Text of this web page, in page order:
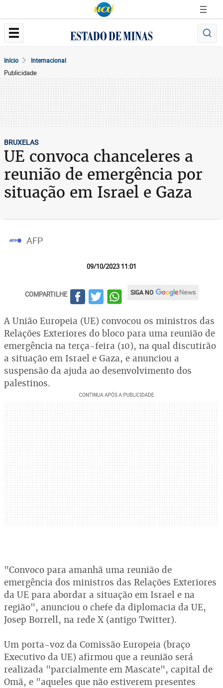
Início Internacional
Publicidade
BRUXELAS
UE convoca chanceleres a
reunião de emergência por
situação em Israel e Gaza
AFP
09/10/2023 11:01
COMPARTILHE SIGA NO
A União Europeia (UE) convocou os ministros das
Relações Exteriores do bloco para uma reunião de
emergência na terça-feira (10), na qual discutirão
a situação em Israel e Gaza, e anunciou a
suspensão da ajuda ao desenvolvimento dos
palestinos.
"Convoco para amanhã uma reunião de
emergência dos ministros das Relações Exteriores
da UE para abordar a situação em Israel e na
região", anunciou o chefe da diplomacia da UE,
Josep Borrell, na rede X (antigo Twitter).
Um porta-voz da Comissão Europeia (braço
Executivo da UE) afirmou que a reunião será
realizada "parcialmente em Mascate", capital de
Omã, e "aqueles que não estiverem presentes